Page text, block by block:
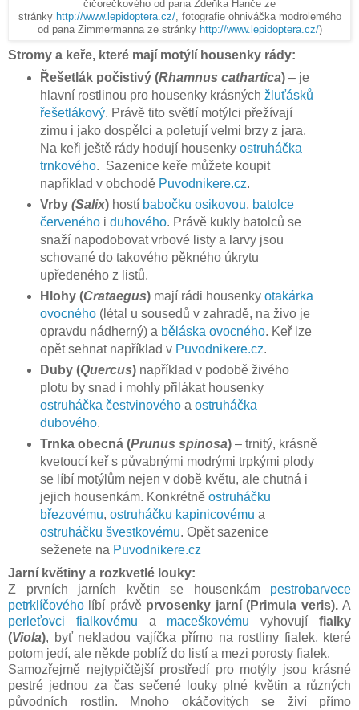
čičorečkového od pana Zdeňka Hanče ze
stránky http://www.lepidoptera.cz/, fotografie ohniváčka modrolemého
od pana Zimmermanna ze stránky http://www.lepidoptera.cz/)
Stromy a keře, které mají motýlí housenky rády:
Řešetlák počistivý (Rhamnus cathartica)– je
hlavní rostlinou pro housenky krásných žluťásků
řešetlákový. Právě tito světlí motýlci přežívají
zimu i jako dospělci a poletují velmi brzy z jara.
Na keři ještě rády hodují housenky ostruháčka
trnkového. Sazenice keře můžete koupit
například v obchodě Puvodnikere.cz.
Vrby (Salix)hostí babočku osikovou, batolce
červenéhoi duhového. Právě kukly batolců se
snaží napodobovat vrbové listy a larvy jsou
schované do takového pěkného úkrytu
upředeného z listů.
Hlohy (Crataegus)mají rádi housenky otakárka
ovocného(létal u sousedů v zahradě, na živo je
opravdu nádherný) a běláska ovocného. Keř lze
opět sehnat například v Puvodnikere.cz.
Duby (Quercus) například v podobě živého
plotu by snad i mohly přilákat housenky
ostruháčka čestvinovéhoa ostruháčka
dubového.
Trnka obecná (Prunus spinosa)– trnitý, krásně
kvetoucí keř s půvabnými modrými trpkými plody
se líbí motýlům nejen v době květu, ale chutná i
jejich housenkám. Konkrétně ostruháčku
březovému, ostruháčku kapinicovému a
ostruháčku švestkovému. Opět sazenice
seženete na Puvodnikere.cz
Jarní květiny a rozkvetlé louky:
Z prvních jarních květin se housenkám pestrobarvece
petrklíčového líbí právě prvosenky jarní (Primula veris).A
perleťovci fialkovému a maceškovému vyhovujífialky
(Viola), byť nekladou vajíčka přímo na rostliny fialek, které
potom jedí, ale někde poblíž do listí a mezi porosty fialek.
Samozřejmě nejtypičtější prostředí pro motýly jsou krásné
pestré jednou za čas sečené louky plné květin a různých
původních rostlin. Mnoho okáčovitých se živí přímo